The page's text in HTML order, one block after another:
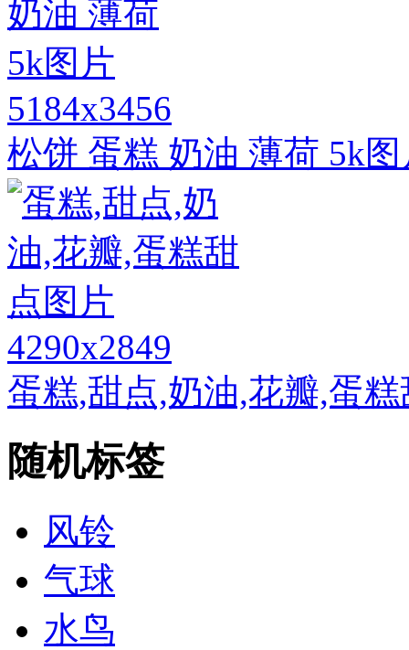
5184x3456
松饼 蛋糕 奶油 薄荷 5k图
4290x2849
蛋糕,甜点,奶油,花瓣,蛋
随机标签
风铃
气球
水鸟